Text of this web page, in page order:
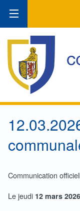
LA LIGNE DIRECTE
Communication
Le jeudi 12 mars 2026